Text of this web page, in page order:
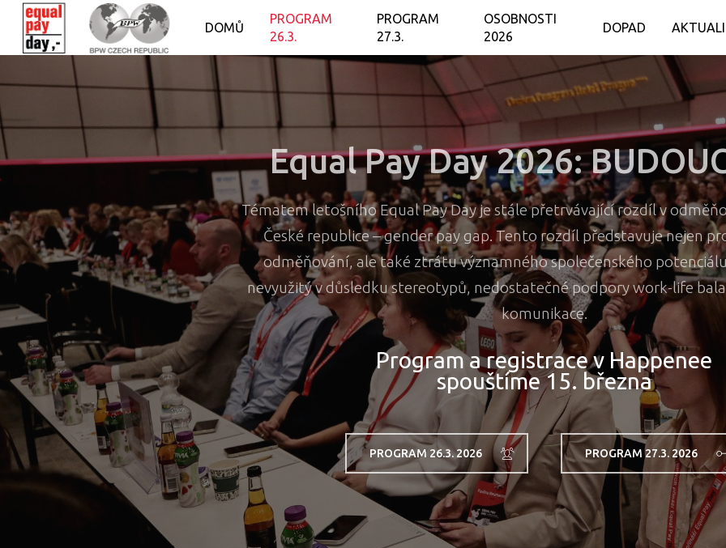
DOMŮ
PROGRAM
26.3.
PROGRAM
27.3.
OSOBNOSTI
2026
DOPAD
Equal Pay Day 2026:
Tématem letošního Equal Pay Day je stále přetrvávající rozdíl v
České republice – gender pay gap. Tento rozdíl představuje nejen
odměňování, ale také ztrátu významného společenského
nevyužitý v důsledku stereotypů, nedostatečné podpory work-life
komunikace.
Program a registrace v Happenee
spouštíme 15. března
PROGRAM 26.3. 2026 PROGRAM 27.3. 2026